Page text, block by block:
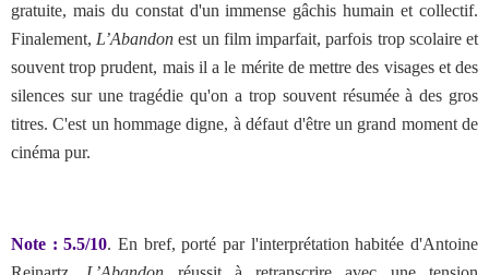
gratuite, mais du constat d'un immense gâchis humain et collectif.
Finalement, L’Abandon est un film imparfait, parfois trop scolaire et
souvent trop prudent, mais il a le mérite de mettre des visages et des
silences sur une tragédie qu'on a trop souvent résumée à des gros
titres. C'est un hommage digne, à défaut d'être un grand moment de
cinéma pur.
Note : 5.5/10. En bref,porté par l'interprétation habitée d'Antoine